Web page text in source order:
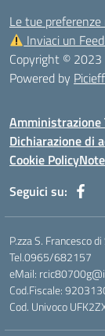
Le tue
Inviaci un
Copyright © 2023
Powered by
Amministrazione
Dichiarazione di
Cookie Policy
Seguici su:
P.zza S. Francesco
Tel.0965/682157
eMail:
Cod.Fiscale:
Cod. Univoco